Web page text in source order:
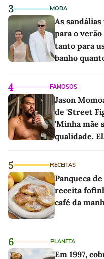
3 MODA
As
para o
tanto para
banho
4 FAMOSOS
Jason
de 'Street
'Minha mãe
qualidade.
5 RECEITAS
Panqueca
receita
café da
6 PLANETA
Em 1997,